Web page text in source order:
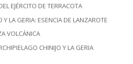
EJÉRCITO DE TERRACOTA
Y LA GERIA: ESENCIA DE LANZAROTE
VOLCÁNICA
CHINIJO Y LA GERIA